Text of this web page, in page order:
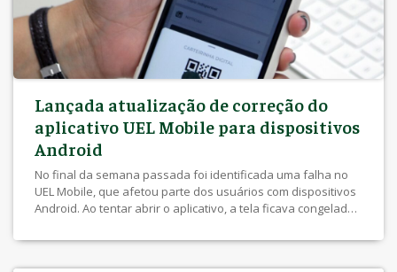
Lançada atualização de correção do
aplicativo UEL Mobile para dispositivos
Android
No final da semana passada foi identificada uma falha no
UEL Mobile, que afetou parte dos usuários com dispositivos
Android. Ao tentar abrir o aplicativo, a tela ficava congelada
Hoje foi lançada uma nova atualização para corrigir o erro.